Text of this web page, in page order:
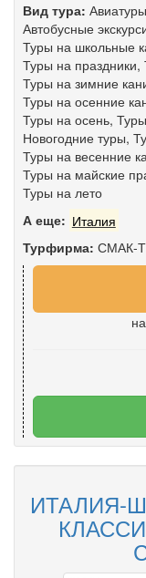
Вид тура: Авиатуры
Автобусные
Туры на школьные
Туры на праздники,
Туры на зимние
Туры на осенние
Туры на осень,
Новогодние туры,
Туры на весенние
Туры на майские
Туры на лето
А еще: Италия
Турфирма: СМАК-
ИТАЛИЯ-